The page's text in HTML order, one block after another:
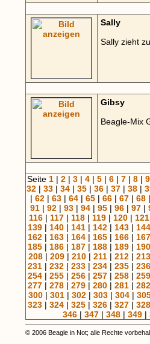
Sally
Sally zieht
Gibsy
Beagle-Mix
Seite 1| 2| 3| 4| 5| 6| 7| 8| 9
32 | 33 | 34 | 35 | 36 | 37 | 38 |
| 62 | 63 | 64 | 65 | 66 | 67 | 68 |
91| 92| 93| 94| 95| 96| 97|
116 | 117 | 118 | 119 | 120 | 121
139 | 140 | 141 | 142 | 143 | 144
162 | 163 | 164 | 165 | 166 | 167
185 | 186 | 187 | 188 | 189 | 190
208| 209| 210| 211| 212| 213
231 | 232 | 233 | 234 | 235 | 236
254 | 255 | 256 | 257 | 258 | 259
277 | 278 | 279 | 280 | 281 | 282
300| 301| 302| 303| 304|
323 | 324 | 325 | 326 | 327 | 328
346 | 347 | 348 | 349 |
© 2006 Beagle in Not; alle Rechte